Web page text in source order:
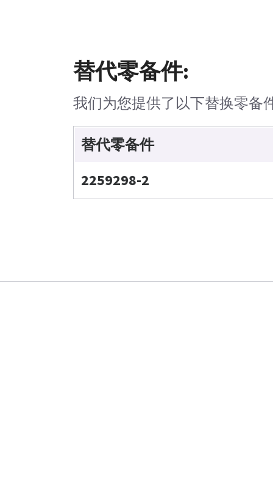
替代零备件:
我们为您提供了以下替换零备
替代零备件
2259298-2